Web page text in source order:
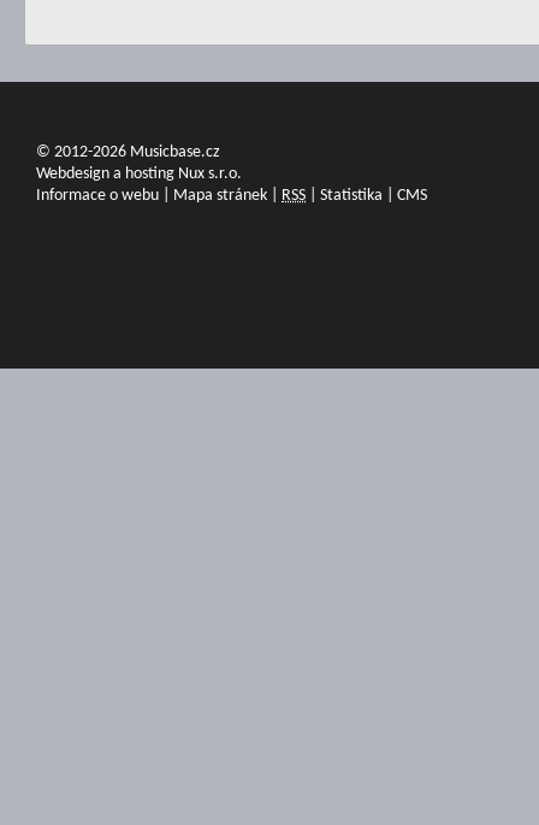
© 2012-2026 Musicbase.cz
Webdesign a hosting Nux s.r.o.
Informace o webu
Mapa stránek RSS Statistika CMS